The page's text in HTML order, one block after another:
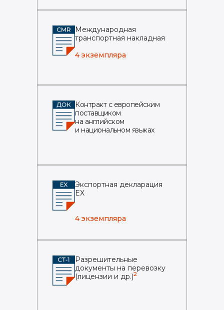
Международная
транспортная накладная
4 экземпляра
Контракт с европейским
поставщиком
на английском
и национальном языках
Экспортная декларация
EX
4 экземпляра
Разрешительные
документы на перевозку
(лицензии и др.)2